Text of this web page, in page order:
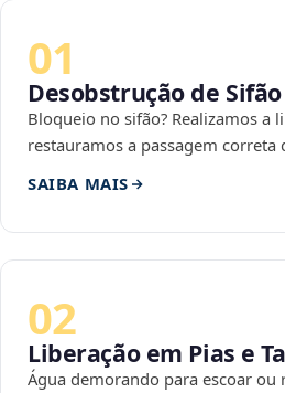
01
Desobstrução de Sifão
Bloqueio no sifão? Realizamos a
restauramos a passagem correta
SAIBA MAIS
02
Liberação em Pias e
Água demorando para escoar ou